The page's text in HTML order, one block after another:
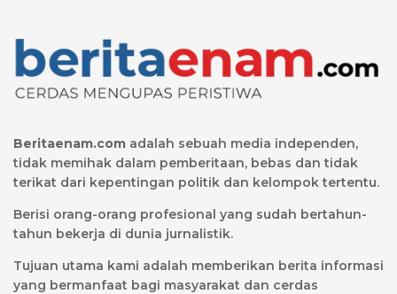
Beritaenam.com adalah sebuah media independen,
tidak memihak dalam pemberitaan, bebas dan tidak
terikat dari kepentingan politik dan kelompok tertentu.
Berisi orang-orang profesional yang sudah bertahun-
tahun bekerja di dunia jurnalistik.
Tujuan utama kami adalah memberikan berita informasi
yang bermanfaat bagi masyarakat dan cerdas